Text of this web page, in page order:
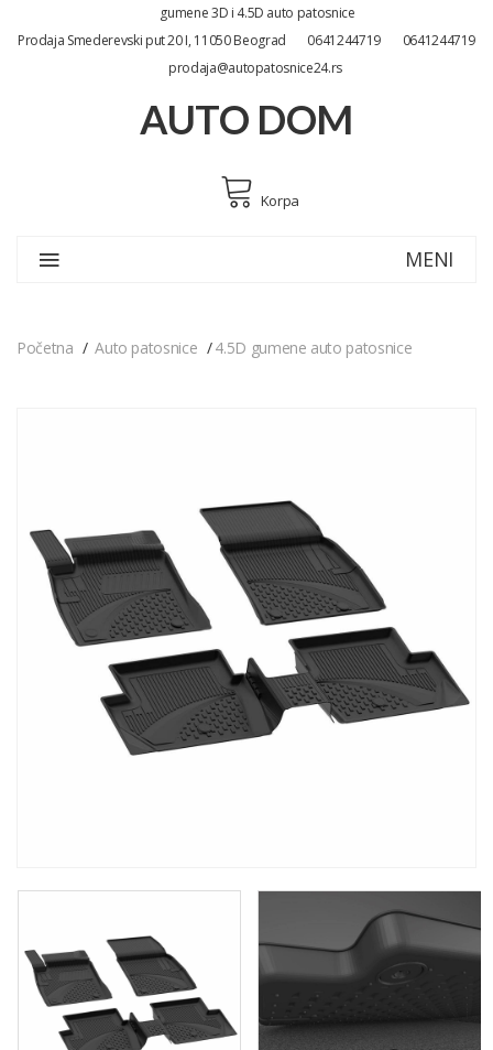
gumene 3D i 4.5D auto patosnice
Prodaja Smederevski put 20 I, 11050 Beograd
0641244719
0641244719
prodaja@autopatosnice24.rs
AUTO DOM
Korpa
MENI
Početna Auto patosnice 4.5D gumene auto patosnice